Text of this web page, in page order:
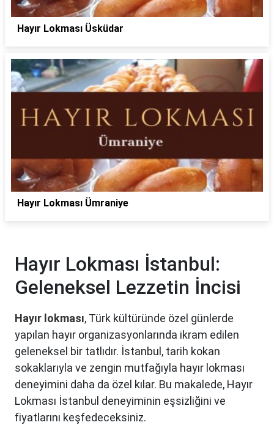
Hayır Lokması Üsküdar
Hayır Lokması Ümraniye
Hayır Lokması İstanbul:
Geleneksel Lezzetin İncisi
Hayır lokması, Türk kültüründe özel günlerde
yapılan hayır organizasyonlarında ikram edilen
geleneksel bir tatlıdır. İstanbul, tarih kokan
sokaklarıyla ve zengin mutfağıyla hayır lokması
deneyimini daha da özel kılar. Bu makalede, Hayır
Lokması İstanbul deneyiminin eşsizliğini ve
fiyatlarını keşfedeceksiniz.